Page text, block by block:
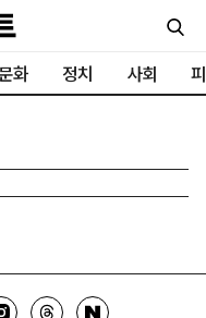
화 정치 사회